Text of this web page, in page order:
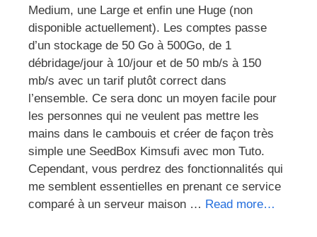
Medium, une Large et enfin une Huge (non
disponible actuellement). Les comptes passe
d’un stockage de 50 Go à 500Go, de 1
débridage/jour à 10/jour et de 50 mb/s à 150
mb/s avec un tarif plutôt correct dans
l’ensemble. Ce sera donc un moyen facile pour
les personnes qui ne veulent pas mettre les
mains dans le cambouis et créer de façon très
simple une SeedBox Kimsufi avec mon Tuto.
Cependant, vous perdrez des fonctionnalités qui
me semblent essentielles en prenant ce service
comparé à un serveur maison … Read more…